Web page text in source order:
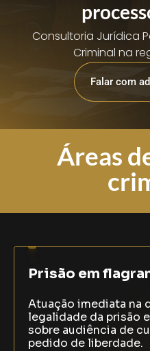
Consultoria Jurídica
Criminal na
Falar com
Áreas
Prisão em
Atuação imediata na
legalidade da prisão
sobre audiência de
pedido de liberdade.